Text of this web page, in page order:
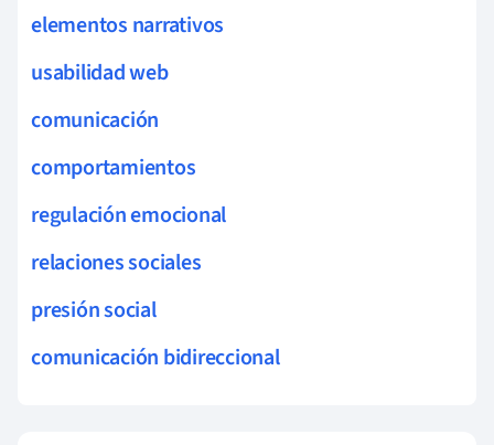
elementos narrativos
usabilidad web
comunicación
comportamientos
regulación emocional
relaciones sociales
presión social
comunicación bidireccional